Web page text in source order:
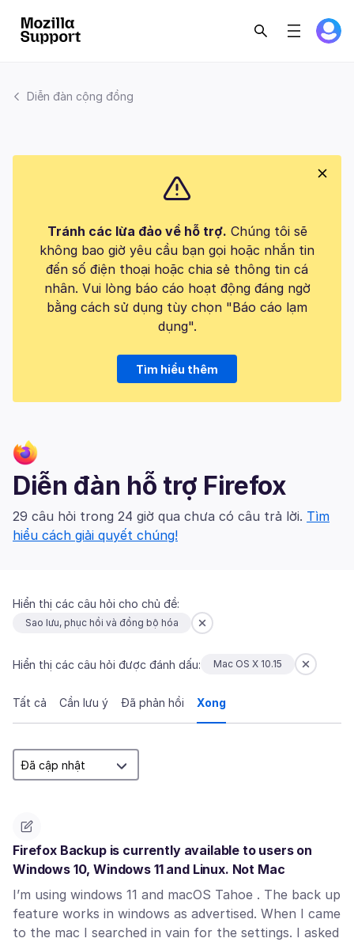
Diễn đàn cộng đồng
Tránh các lừa đảo về hỗ trợ. Chúng tôi sẽ
không bao giờ yêu cầu bạn gọi hoặc nhắn tin
đến số điện thoại hoặc chia sẻ thông tin cá
nhân. Vui lòng báo cáo hoạt động đáng ngờ
bằng cách sử dụng tùy chọn "Báo cáo lạm
dụng".
Tìm hiểu thêm
Diễn đàn hỗ trợ Firefox
29 câu hỏi trong 24 giờ qua chưa có câu trả lời. Tìm
hiểu cách giải quyết chúng!
Hiển thị các câu hỏi cho chủ đề:
Sao lưu, phục hồi và đồng bộ hóa
Hiển thị các câu hỏi được đánh dấu: Mac OS X 10.15
Tất cả Cần lưu ý Đã phản hồi Xong
Firefox Backup is currently available to users on
Windows 10, Windows 11 and Linux. Not Mac
I’m using windows 11 and macOS Tahoe . The back up
feature works in windows as advertised. When I came
to the mac I searched in vain for the settings. I asked